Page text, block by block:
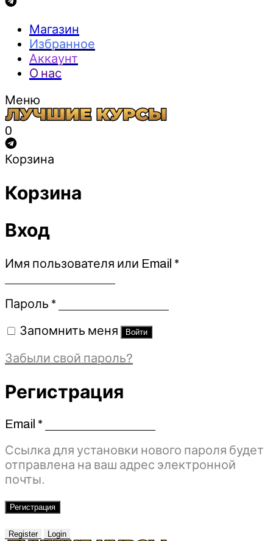
Магазин
Избранное
Аккаунт
О нас
Меню
0
Корзина
Корзина
Вход
Имя пользователя или Email *Обязательно
Пароль *Обязательно
Запомнить меня Войти
Забыли свой пароль?
Регистрация
Email *Обязательно
Ссылка для установки нового пароля будет
отправлена ​​на ваш адрес электронной
почты.
Регистрация
Register Login